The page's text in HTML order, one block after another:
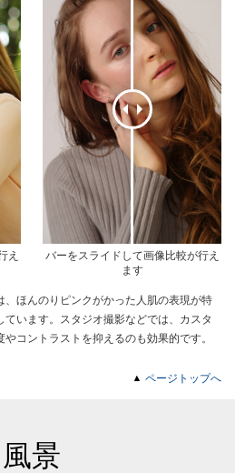
え
バーをスライドして画像比較が行え
ます
、ほんのりピンクがかった人肌の表現が特
います。スタジオ撮影などでは、カスタ
コントラストを抑えるのも効果的です。
ページトップへ
風景